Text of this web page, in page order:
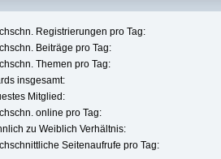
Registrierungen pro Tag:
Beiträge pro Tag:
Themen pro Tag:
insgesamt:
Mitglied:
online pro Tag:
zu Weiblich Verhältnis:
Seitenaufrufe pro Tag: